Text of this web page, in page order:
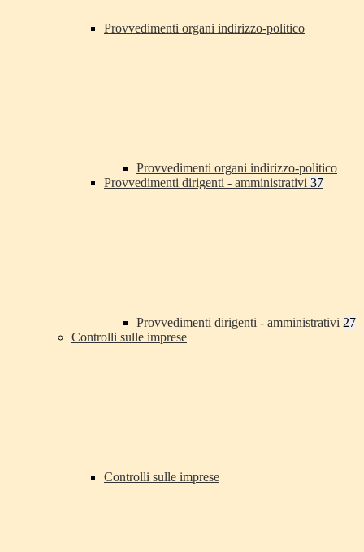
Provvedimenti organi indirizzo-politico
Provvedimenti organi indirizzo-politico
Provvedimenti dirigenti - amministrativi 37
Provvedimenti dirigenti - amministrativi 27
Controlli sulle imprese
Controlli sulle imprese